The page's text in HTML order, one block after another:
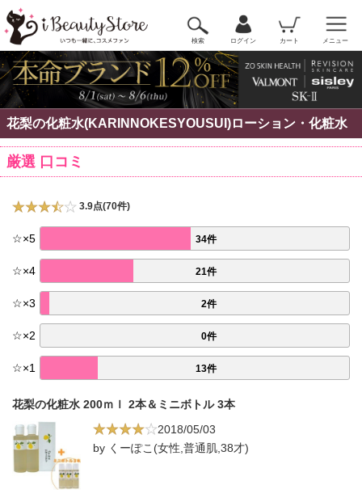
検索 ログイン カート メニュー
花梨の化粧水(KARINNOKESYOUSUI)ローション・化粧水
厳選 口コミ
3.9点(70件)
☆×5 34件
☆×4 21件
☆×3 2件
☆×2 0件
☆×1 13件
花梨の化粧水 200ｍｌ 2本＆ミニボトル 3本
2018/05/03
by くーぽこ(女性,普通肌,38才)